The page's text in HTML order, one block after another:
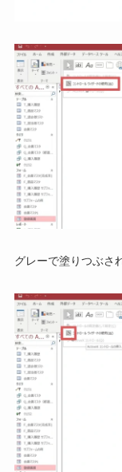
グレーで塗りつぶさ